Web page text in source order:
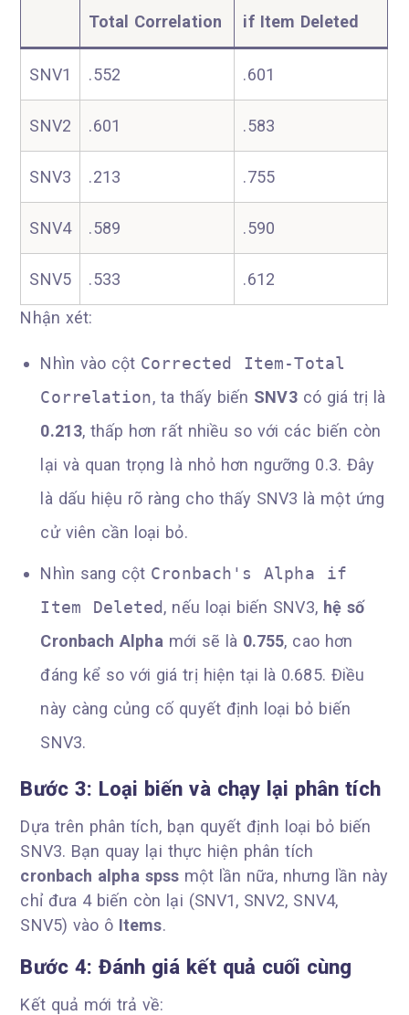
Total Correlation
if Item Deleted
SNV1 .552 .601
SNV2 .601 .583
SNV3 .213 .755
SNV4 .589 .590
SNV5 .533
.612
Nhận xét:
Nhìn vào cột Corrected Item-Total
Correlation, ta thấy biến SNV3có giá trị là
0.213, thấp hơn rất nhiều so với các biến còn
lại và quan trọng là nhỏ hơn ngưỡng 0.3. Đây
là dấu hiệu rõ ràng cho thấy SNV3 là một ứng
cử viên cần loại bỏ.
Nhìn sang cột Cronbach's Alpha if
Item Deleted, nếu loại biến SNV3, hệ số
Cronbach Alpha mới sẽ là 0.755, cao hơn
đáng kể so với giá trị hiện tại là 0.685. Điều
này càng củng cố quyết định loại bỏ biến
SNV3.
Bước 3: Loại biến và chạy lại phân tích
Dựa trên phân tích, bạn quyết định loại bỏ biến
SNV3. Bạn quay lại thực hiện phân tích
cronbach alpha spssmột lần nữa, nhưng lần này
chỉ đưa 4 biến còn lại (SNV1, SNV2, SNV4,
SNV5) vào ô Items.
Bước 4: Đánh giá kết quả cuối cùng
Kết quả mới trả về: